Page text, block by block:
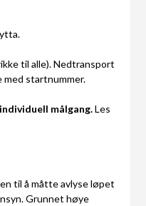
til alle). Nedtransport
med startnummer.
målgang.Les
til å måtte avlyse løpet
Grunnet høye